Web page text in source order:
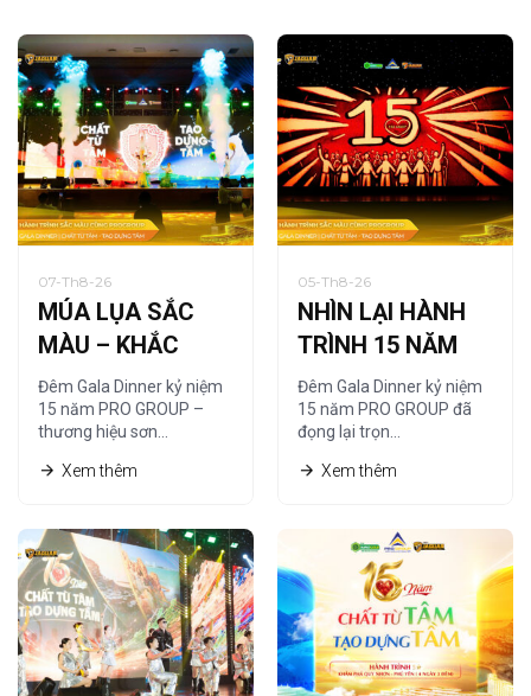
07-Th8-26
MÚA LỤA SẮC
MÀU – KHẮC
HỌA CHẤT RIÊNG
CỦA PRO GROUP
Đêm Gala Dinner kỷ niệm
15 năm PRO GROUP –
thương hiệu sơn…
Xem thêm
05-Th8-26
NHÌN LẠI HÀNH
TRÌNH 15 NĂM
QUA NGHỆ
THUẬT TRANH
CÁT
Đêm Gala Dinner kỷ niệm
15 năm PRO GROUP đã
đọng lại trọn…
Xem thêm